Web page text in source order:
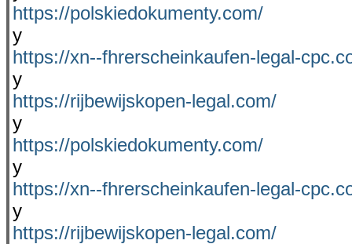
https://polskiedokumenty.com/
y
https://xn--fhrerscheinkaufen-legal-
y
https://rijbewijskopen-legal.com/
y
https://polskiedokumenty.com/
y
https://xn--fhrerscheinkaufen-legal-
y
https://rijbewijskopen-legal.com/